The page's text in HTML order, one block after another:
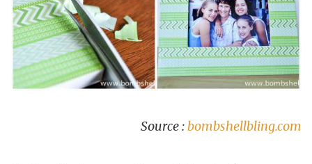
Source :bombshellbling.com